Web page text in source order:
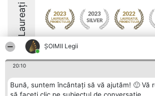
ȘOIMII Legii
20:10
Bună, suntem încântați să vă ajutăm! 🙂 Vă
Laureați